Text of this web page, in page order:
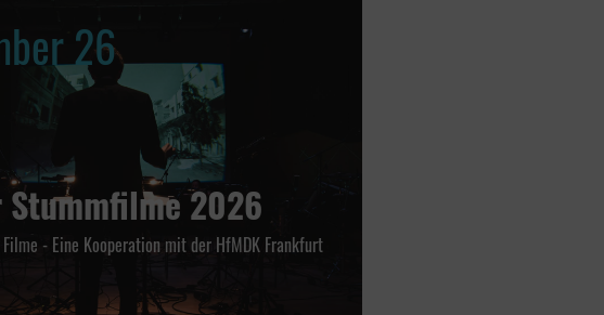
26
2026
- Eine Kooperation mit der HfMDK Frankfurt